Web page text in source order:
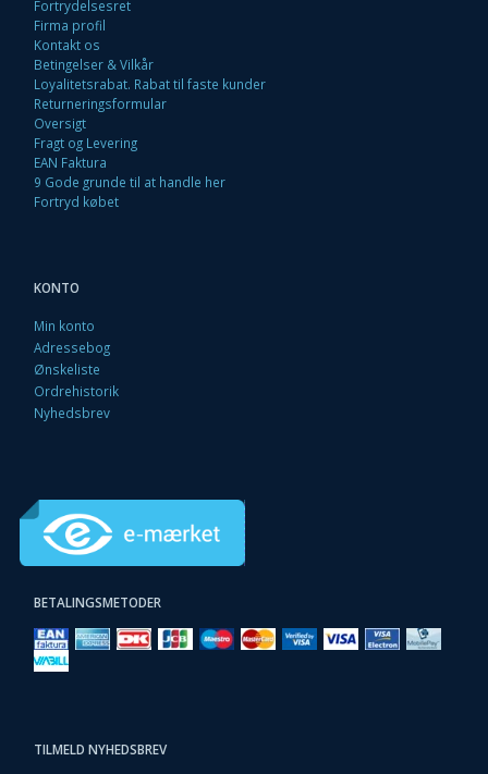
Fortrydelsesret
Firma profil
Kontakt os
Betingelser & Vilkår
Loyalitetsrabat. Rabat til faste kunder
Returneringsformular
Oversigt
Fragt og Levering
EAN Faktura
9 Gode grunde til at handle her
Fortryd købet
KONTO
Min konto
Adressebog
Ønskeliste
Ordrehistorik
Nyhedsbrev
BETALINGSMETODER
TILMELD NYHEDSBREV